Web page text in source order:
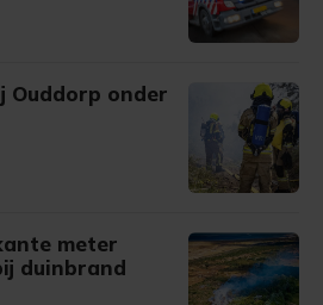
Ouddorp onder
meter
duinbrand